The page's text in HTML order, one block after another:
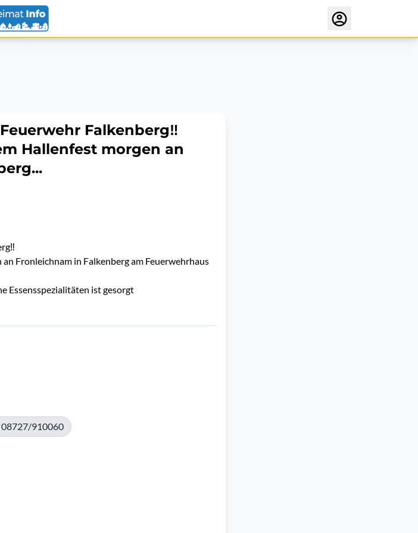
Falkenberg‼️
Hallenfest morgen an
Fronleichnam in Falkenberg am Feuerwehrhaus
Essensspezialitäten ist gesorgt
08727/910060